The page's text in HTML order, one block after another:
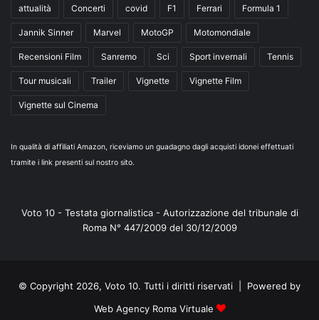
attualità Concerti covid F1 Ferrari Formula 1
Jannik Sinner Marvel MotoGP Motomondiale
Recensioni Film Sanremo Sci Sport invernali Tennis
Tour musicali Trailer Vignette Vignette Film
Vignette sul Cinema
In qualità di affiliati Amazon, riceviamo un guadagno dagli acquisti idonei effettuati
tramite i link presenti sul nostro sito.
Voto 10 - Testata giornalistica - Autorizzazione del tribunale di
Roma N° 447/2009 del 30/12/2009
© Copyright 2026, Voto 10. Tutti i diritti riservati | Powered by
Web Agency Roma Virtuale